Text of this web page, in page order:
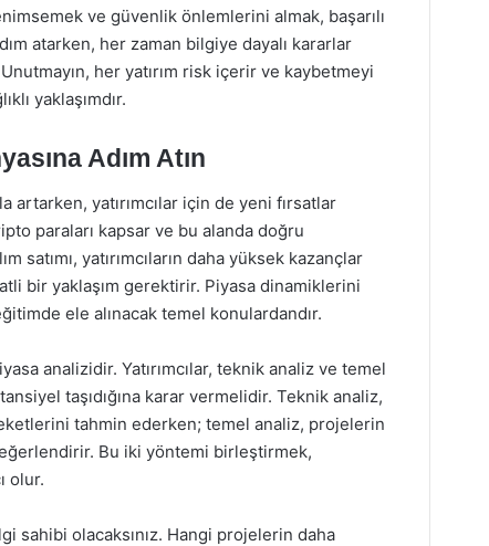
ve güvenlik önlemlerini almak, başarılı
atarken, her zaman bilgiye dayalı kararlar
her yatırım risk içerir ve kaybetmeyi
yaklaşımdır.
Adım Atın
yatırımcılar için de yeni fırsatlar
paraları kapsar ve bu alanda doğru
yatırımcıların daha yüksek kazançlar
bir yaklaşım gerektirir. Piyasa dinamiklerini
ele alınacak temel konulardandır.
analizidir. Yatırımcılar, teknik analiz ve temel
taşıdığına karar vermelidir. Teknik analiz,
tahmin ederken; temel analiz, projelerin
Bu iki yöntemi birleştirmek,
olur.
sahibi olacaksınız. Hangi projelerin daha